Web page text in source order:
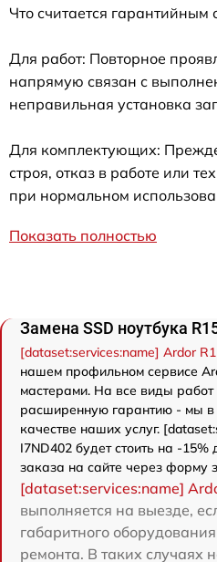
Что считается гарантийным
Для работ: Повторное
напрямую связан с
неправильная установка
Для комплектующих:
строя, отказ в работе или
при нормальном
Показать полностью
Замена SSD ноутбука
[dataset:services:name] Ardor
нашем профильном сервисе
мастерами. На все виды работ
расширенную гарантию - мы в
качестве наших услуг.
I7ND402 будет стоить на -
заказа на сайте через форму
[dataset:services:name]
выполняется на выезде,
габаритного
ремонта. В таких случаях